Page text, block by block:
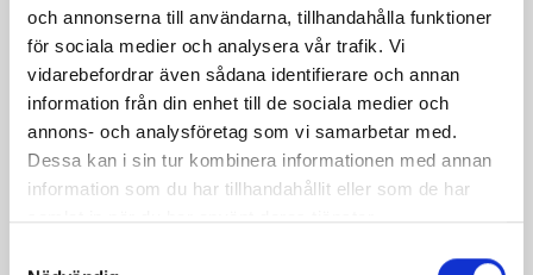
och annonserna till användarna, tillhandahålla funktioner
för sociala medier och analysera vår trafik. Vi
vidarebefordrar även sådana identifierare och annan
information från din enhet till de sociala medier och
annons- och analysföretag som vi samarbetar med.
Dessa kan i sin tur kombinera informationen med annan
information som du har tillhandahållit eller som de har
samlat in när du har använt deras tjänster.